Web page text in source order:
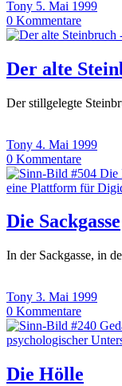
Tony 5. Mai 1999
0 Kommentare
Der alte
Der stillgelegte
Tony 4. Mai 1999
0 Kommentare
Die Sackgasse
In der Sackgasse, in
Tony 3. Mai 1999
0 Kommentare
Die Hölle